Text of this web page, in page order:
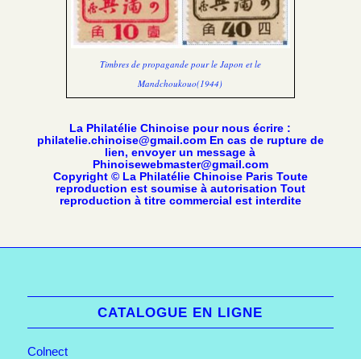
Timbres de propagande pour le Japon et le
Mandchoukouo(1944)
La Philatélie Chinoise pour nous écrire :
philatelie.chinoise@gmail.com En cas de rupture de
lien, envoyer un message à
Phinoisewebmaster@gmail.com
Copyright © La Philatélie Chinoise Paris Toute
reproduction est soumise à autorisation Tout
reproduction à titre commercial est interdite
CATALOGUE EN LIGNE
Colnect